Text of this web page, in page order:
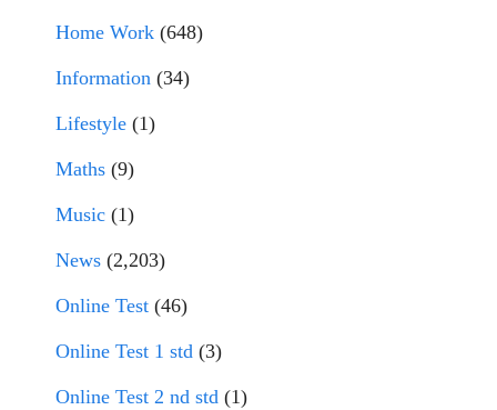
Home Work (648)
Information (34)
Lifestyle (1)
Maths (9)
Music (1)
News (2,203)
Online Test (46)
Online Test 1 std (3)
Online Test 2 nd std (1)